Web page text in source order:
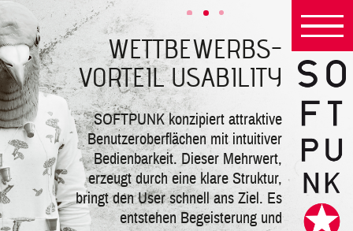
WETTBEWERBS-
VORTEIL USABILITY
SOFTPUNK konzipiert attraktive
Benutzeroberflächen mit intuitiver
Bedienbarkeit. Dieser Mehrwert,
erzeugt durch eine klare Struktur,
bringt den User schnell ans Ziel. Es
entstehen Begeisterung und